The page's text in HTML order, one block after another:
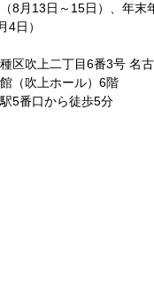
8月13日～15日）、年末
4日）
区吹上二丁目6番3号 名
（吹上ホール）6階
5番口から徒歩5分